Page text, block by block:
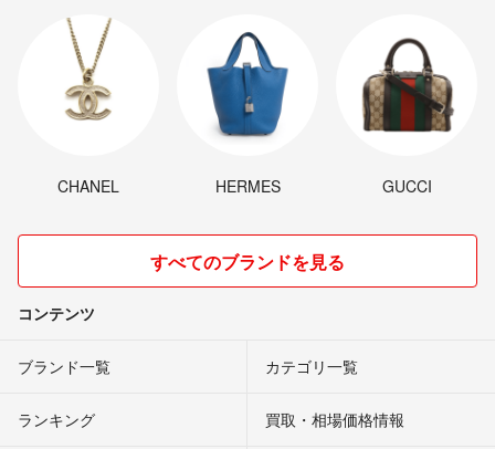
CHANEL HERMES GUCCI
すべてのブランドを見る
コンテンツ
ブランド一覧 カテゴリ一覧
ランキング 買取・相場価格情報